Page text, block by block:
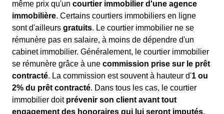
même prix qu'un courtier immobilier d'une agence
immobilière. Certains courtiers immobiliers en ligne
sont d'ailleurs gratuits. Le courtier immobilier ne se
rémunère pas en salaire, à moins de dépendre d'un
cabinet immobilier. Généralement, le courtier immobilier
se rémunère grâce à une commission prise sur le prêt
contracté. La commission est souvent à hauteur d'1 ou
2% du prêt contracté. Dans tous les cas, le courtier
immobilier doit prévenir son client avant tout
engagement des honoraires qui lui seront imputés.